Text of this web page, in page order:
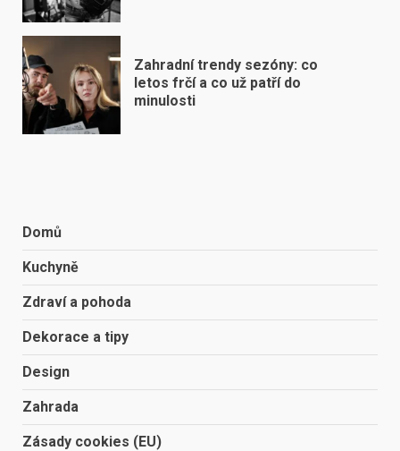
Zahradní trendy sezóny: co
letos frčí a co už patří do
minulosti
Domů
Kuchyně
Zdraví a pohoda
Dekorace a tipy
Design
Zahrada
Zásady cookies (EU)